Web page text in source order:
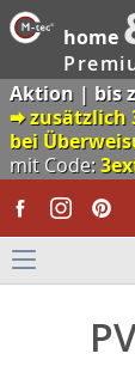
home
Aktion | bis
🠮 zusätzlich
bei
mit Code: